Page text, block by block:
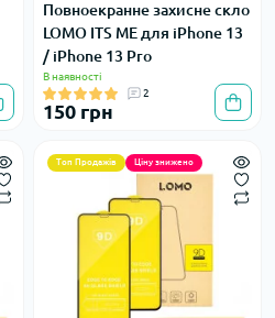
Повноекранне захисне скло
LOMO ITS ME для iPhone 13
/ iPhone 13 Pro
В наявності
2
150 грн
Топ Продажів Ціну знижено